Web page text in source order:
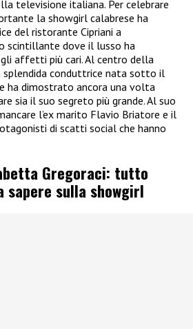
televisione italiana. Per celebrare
la showgirl calabrese ha
del ristorante Cipriani a
scintillante dove il lusso ha
affetti più cari. Al centro della
splendida conduttrice nata sotto il
ha dimostrato ancora una volta
sia il suo segreto più grande. Al suo
l’ex marito Flavio Briatore e il
di scatti social che hanno
Gregoraci: tutto
sapere sulla showgirl